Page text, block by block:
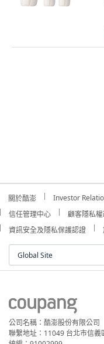
關於酷澎 Investor
信任管理中心
顧客隱私
資訊安全及隱私保護認證
Global Site
公司名稱：酷澎股份有限公司
聯繫地址：11049 台北市信義